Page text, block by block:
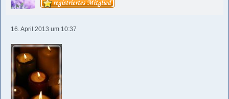
16. April 2013 um 10:37